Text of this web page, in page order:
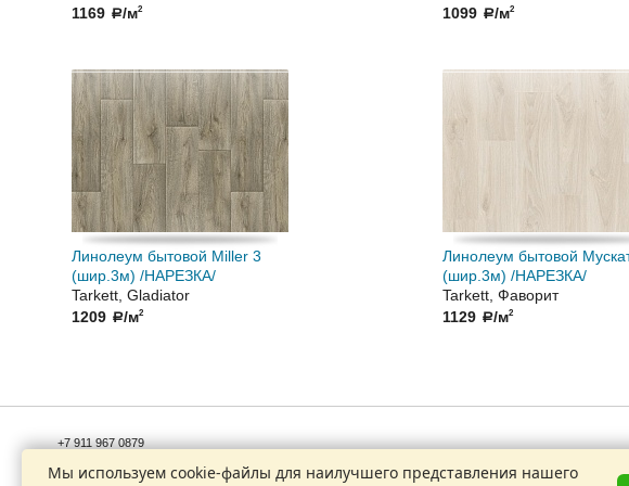
1169 a/м2 1099 a/м2
Линолеум бытовой Miller 3
(шир.3м) /НАРЕЗКА/
Tarkett, Gladiator
1209 a/м2
Линолеум бытовой
(шир.3м) /НАРЕЗКА/
Tarkett, Фаворит
1129 a/м2
+7 911 967 0879
Мы используем cookie-файлы для наилучшего представления нашего